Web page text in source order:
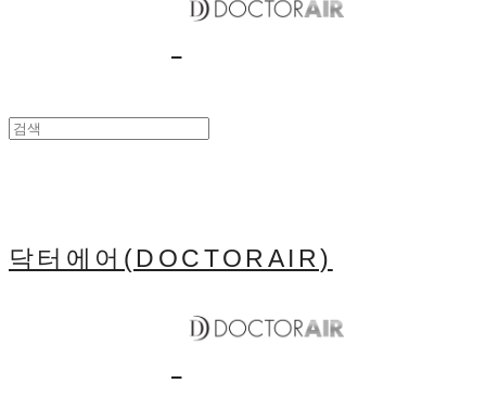
닥터에어(DOCTORAIR)